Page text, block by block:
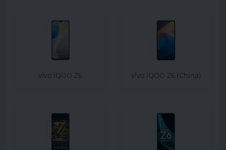
vivo iQOO Z6 vivo iQOO Z6 (China)